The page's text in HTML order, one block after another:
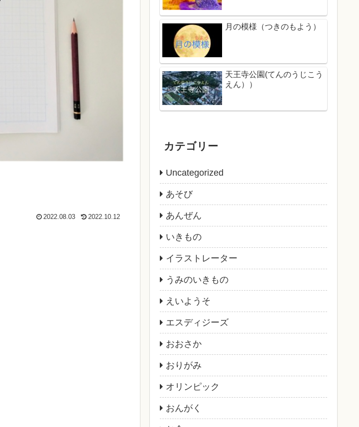
2022.08.03 2022.10.12
月の模様（つきのもよう）
天王寺公園(てんのうじこう
えん））
カテゴリー
Uncategorized
あそび
あんぜん
いきもの
イラストレーター
うみのいきもの
えいようそ
エスディジーズ
おおさか
おりがみ
オリンピック
おんがく